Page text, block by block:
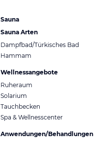
Sauna
Sauna Arten
Dampfbad/Türkisches Bad
Hammam
Wellnessangebote
Ruheraum
Solarium
Tauchbecken
Spa & Wellnesscenter
Anwendungen/Behandlungen